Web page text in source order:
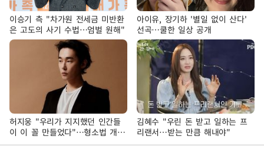
이승기 측 "차가원 전세금 미반환
은 고도의 사기 수법…엄벌 원해"
아이유, 장기하 '별일 없이 산다'
선곡…쿨한 일상 공개
허지웅 "우리가 지지했던 인간들
이 이 꼴 만들었다"…형소법 개정
에 격한 반응
김혜수 "우린 돈 받고 일하는 프
리랜서…받는 만큼 해내야"